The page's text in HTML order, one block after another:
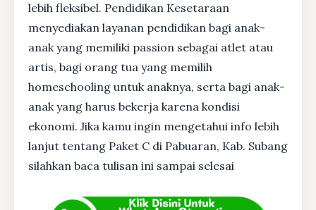
lebih fleksibel. Pendidikan Kesetaraan
menyediakan layanan pendidikan bagi anak-
anak yang memiliki passion sebagai atlet atau
artis, bagi orang tua yang memilih
homeschooling untuk anaknya, serta bagi anak-
anak yang harus bekerja karena kondisi
ekonomi. Jika kamu ingin mengetahui info lebih
lanjut tentang Paket C di Pabuaran, Kab. Subang
silahkan baca tulisan ini sampai selesai